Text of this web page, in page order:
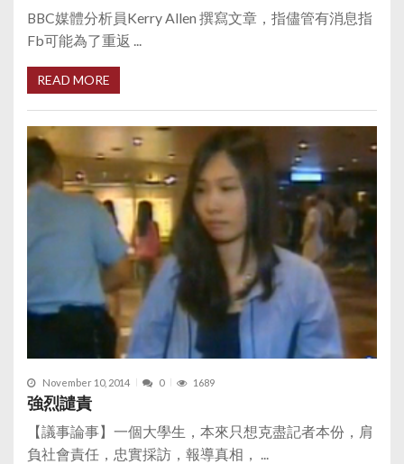
BBC媒體分析員Kerry Allen 撰寫文章，指儘管有消息指
Fb可能為了重返 ...
READ MORE
November 10, 2014 0 1689
強烈譴責
【議事論事】一個大學生，本來只想克盡記者本份，肩
負社會責任，忠實採訪，報導真相， ...